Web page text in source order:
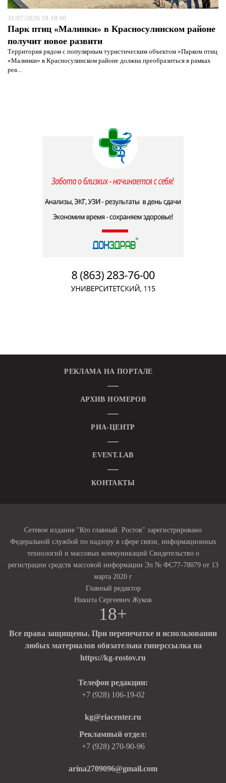
31/07/2026 18:18:00
Парк птиц «Малинки» в Красносулинском районе
получит новое развити
Территория рядом с популярным туристическим объектом «Парком птиц
«Малинки» в Красносулинском районе должна преобразиться в рамках
реа...
РЕКЛАМА НА ПОРТАЛЕ
АРХИВ НОМЕРОВ
РИА-ЦЕНТР
EVENT.LAB
КОНТАКТЫ
Сетевое издание "Кто главный. Ростов" зарегистрировано
Федеральной службой по надзору в сфере связи, информационных
технологий и массовых коммуникаций Свидетельство о
регистрации средств массовой информации Эл № ФС77-78079 от 13
марта 2020 г
Главный редактор
Никита Сергеевич Жуков
18+
Все права защищены. При перепечатке и использовании
любых материалов обязательна гиперссылка на
https://kg-rostov.ru
Телефон редакции:
+7 (928) 106-19-02
kg@riacenter.ru
Рекламный отдел:
+7 (928) 270-90-96
arina2709096@gmail.com